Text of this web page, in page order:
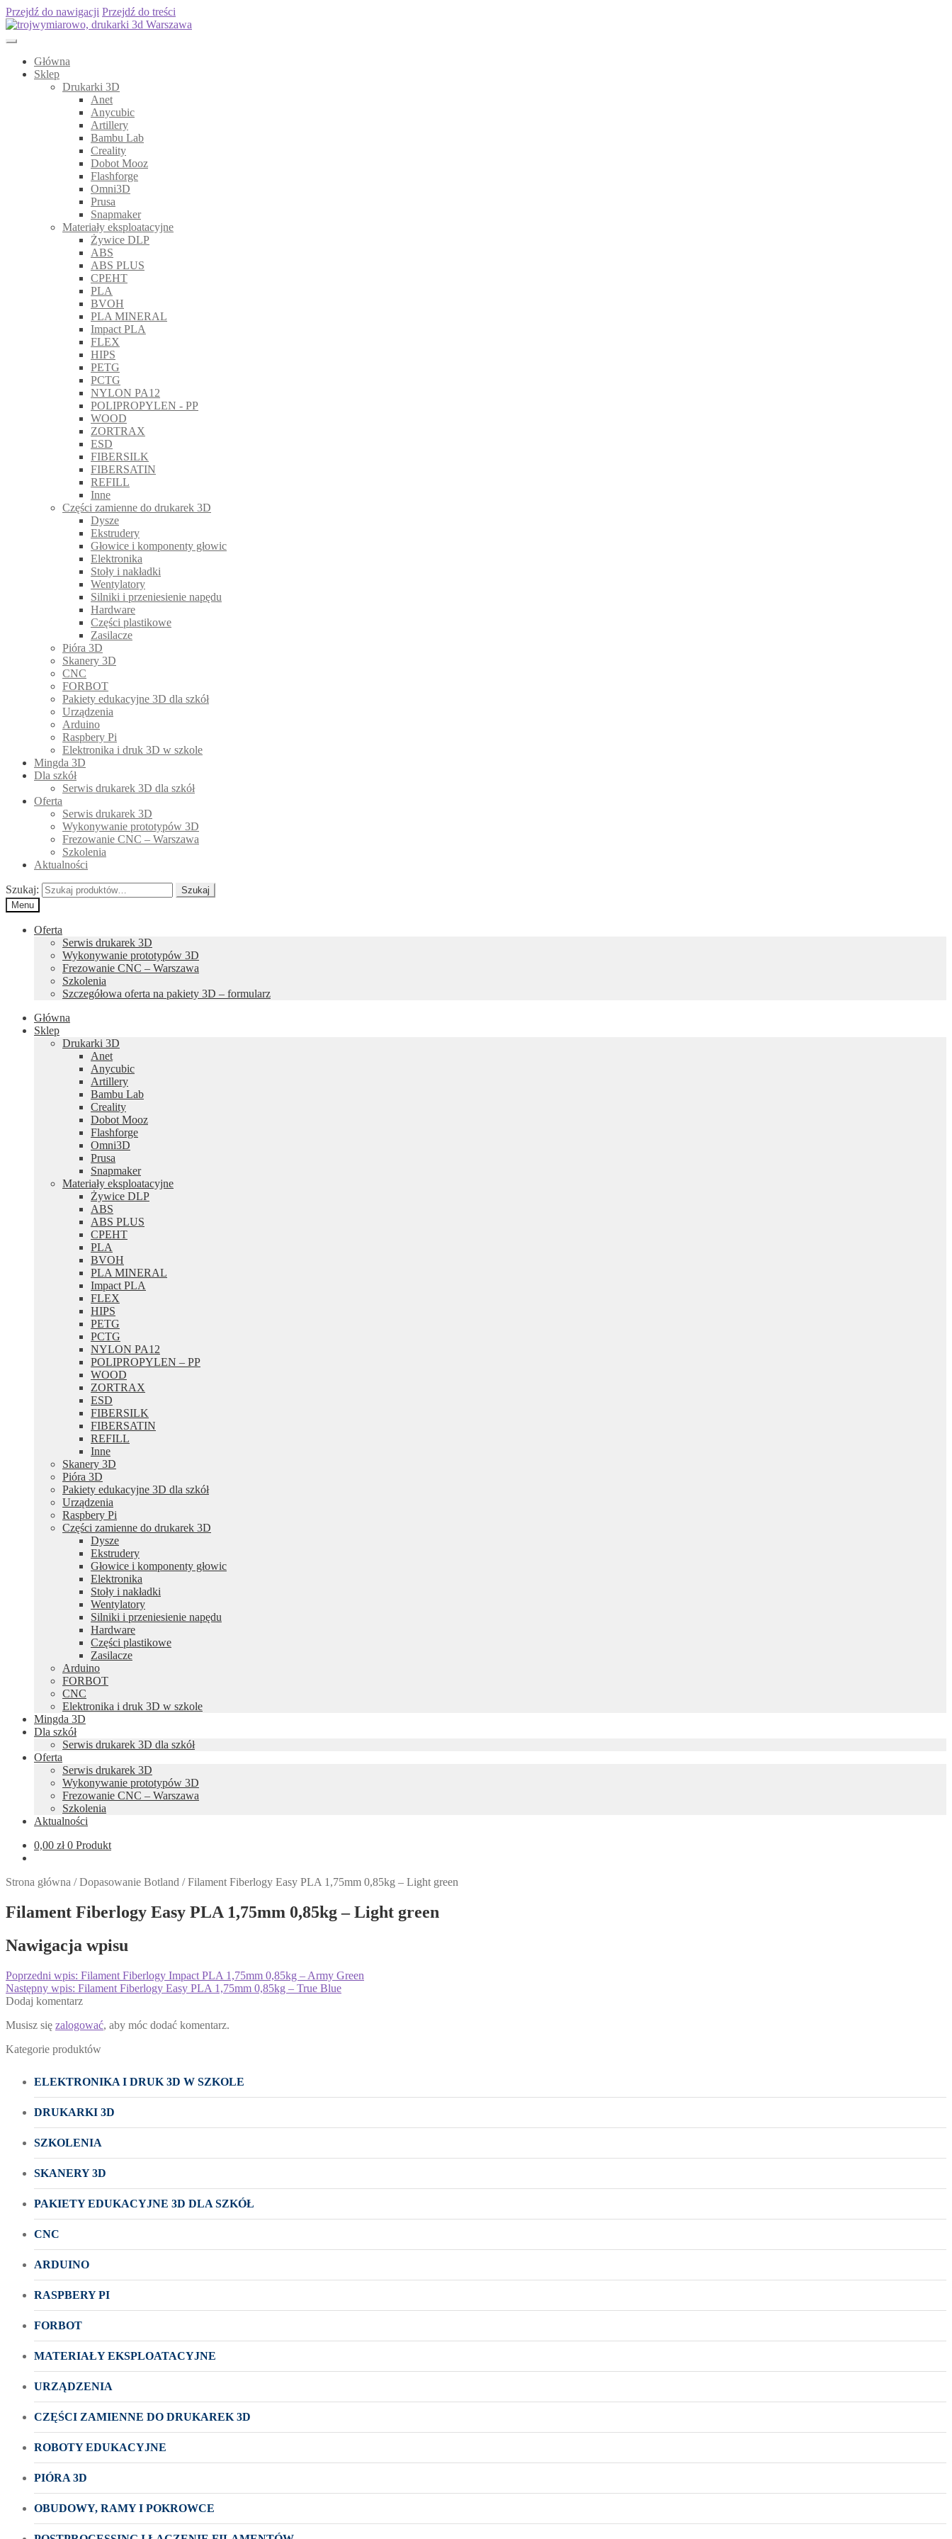
Przejdź do nawigacji Przejdź do treści
Główna
Sklep
Drukarki 3D
Anet
Anycubic
Artillery
Bambu Lab
Creality
Dobot Mooz
Flashforge
Omni3D
Prusa
Snapmaker
Materiały eksploatacyjne
Żywice DLP
ABS
ABS PLUS
CPEHT
PLA
BVOH
PLA MINERAL
Impact PLA
FLEX
HIPS
PETG
PCTG
NYLON PA12
POLIPROPYLEN - PP
WOOD
ZORTRAX
ESD
FIBERSILK
FIBERSATIN
REFILL
Inne
Części zamienne do drukarek 3D
Dysze
Ekstrudery
Głowice i komponenty głowic
Elektronika
Stoły i nakładki
Wentylatory
Silniki i przeniesienie napędu
Hardware
Części plastikowe
Zasilacze
Pióra 3D
Skanery 3D
CNC
FORBOT
Pakiety edukacyjne 3D dla szkół
Urządzenia
Arduino
Raspbery Pi
Elektronika i druk 3D w szkole
Mingda 3D
Dla szkół
Serwis drukarek 3D dla szkół
Oferta
Serwis drukarek 3D
Wykonywanie prototypów 3D
Frezowanie CNC – Warszawa
Szkolenia
Aktualności
Szukaj:
Szukaj
Menu
Oferta
Serwis drukarek 3D
Wykonywanie prototypów 3D
Frezowanie CNC – Warszawa
Szkolenia
Szczegółowa oferta na pakiety 3D – formularz
Główna
Sklep
Drukarki 3D
Anet
Anycubic
Artillery
Bambu Lab
Creality
Dobot Mooz
Flashforge
Omni3D
Prusa
Snapmaker
Materiały eksploatacyjne
Żywice DLP
ABS
ABS PLUS
CPEHT
PLA
BVOH
PLA MINERAL
Impact PLA
FLEX
HIPS
PETG
PCTG
NYLON PA12
POLIPROPYLEN – PP
WOOD
ZORTRAX
ESD
FIBERSILK
FIBERSATIN
REFILL
Inne
Skanery 3D
Pióra 3D
Pakiety edukacyjne 3D dla szkół
Urządzenia
Raspbery Pi
Części zamienne do drukarek 3D
Dysze
Ekstrudery
Głowice i komponenty głowic
Elektronika
Stoły i nakładki
Wentylatory
Silniki i przeniesienie napędu
Hardware
Części plastikowe
Zasilacze
Arduino
FORBOT
CNC
Elektronika i druk 3D w szkole
Mingda 3D
Dla szkół
Serwis drukarek 3D dla szkół
Oferta
Serwis drukarek 3D
Wykonywanie prototypów 3D
Frezowanie CNC – Warszawa
Szkolenia
Aktualności
0,00 zł 0 Produkt
Strona główna /Dopasowanie Botland /Filament Fiberlogy Easy PLA 1,75mm 0,85kg – Light green
Filament Fiberlogy Easy PLA 1,75mm 0,85kg – Light green
Nawigacja wpisu
Poprzedni wpis: Filament Fiberlogy Impact PLA 1,75mm 0,85kg – Army Green
Następny wpis: Filament Fiberlogy Easy PLA 1,75mm 0,85kg – True Blue
Dodaj komentarz
Musisz się zalogować, aby móc dodać komentarz.
Kategorie produktów
ELEKTRONIKA I DRUK 3D W SZKOLE
DRUKARKI 3D
SZKOLENIA
SKANERY 3D
PAKIETY EDUKACYJNE 3D DLA SZKÓŁ
CNC
ARDUINO
RASPBERY PI
FORBOT
MATERIAŁY EKSPLOATACYJNE
URZĄDZENIA
CZĘŚCI ZAMIENNE DO DRUKAREK 3D
ROBOTY EDUKACYJNE
PIÓRA 3D
OBUDOWY, RAMY I POKROWCE